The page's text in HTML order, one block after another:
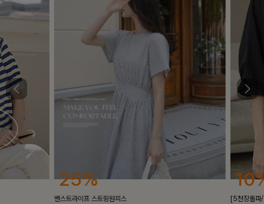
25%
밴스트라이프 스트링원피스
10%
[5천장돌파/